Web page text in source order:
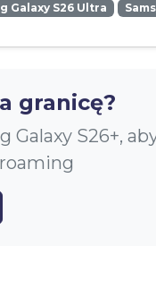
Galaxy S26 Ultra
granicę?
Galaxy S26+,